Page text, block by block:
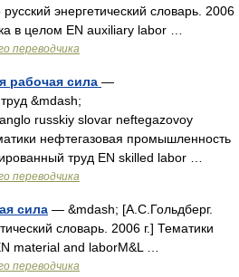
энергетический словарь. 2006
в целом EN auxiliary labor …
переводчика
рабочая сила —
&mdash;
russkiy slovar neftegazovoy
нефтегазовая промышленность
труд EN skilled labor …
переводчика
сила — &mdash; [А.С.Гольдберг.
словарь. 2006 г.] Тематики
material and laborM&L …
переводчика